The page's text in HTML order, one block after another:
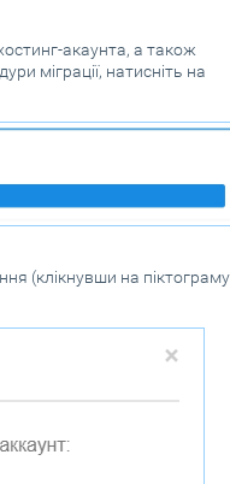
акаунта, а також
міграції, натисніть на
(клікнувши на